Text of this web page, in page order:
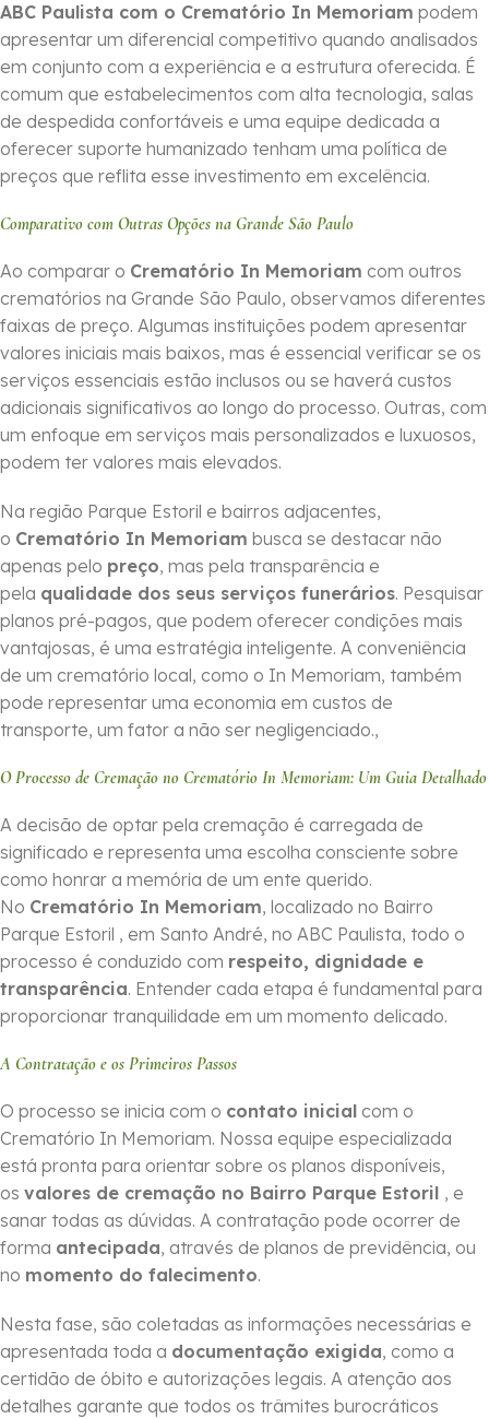
ABC Paulista com o Crematório In Memoriam podem
apresentar um diferencial competitivo quando analisados
em conjunto com a experiência e a estrutura oferecida. É
comum que estabelecimentos com alta tecnologia, salas
de despedida confortáveis e uma equipe dedicada a
oferecer suporte humanizado tenham uma política de
preços que reflita esse investimento em excelência.
Comparativo com Outras Opções na Grande São Paulo
Ao comparar o Crematório In Memoriam com outros
crematórios na Grande São Paulo, observamos diferentes
faixas de preço. Algumas instituições podem apresentar
valores iniciais mais baixos, mas é essencial verificar se os
serviços essenciais estão inclusos ou se haverá custos
adicionais significativos ao longo do processo. Outras, com
um enfoque em serviços mais personalizados e luxuosos,
podem ter valores mais elevados.
Na região Parque Estoril e bairros adjacentes,
o Crematório In Memoriam busca se destacar não
apenas pelo preço, mas pela transparência e
pela qualidade dos seus serviços funerários. Pesquisar
planos pré-pagos, que podem oferecer condições mais
vantajosas, é uma estratégia inteligente. A conveniência
de um crematório local, como o In Memoriam, também
pode representar uma economia em custos de
transporte, um fator a não ser negligenciado.,
O Processo de Cremação no Crematório In Memoriam: Um Guia Detalhado
A decisão de optar pela cremação é carregada de
significado e representa uma escolha consciente sobre
como honrar a memória de um ente querido.
No Crematório In Memoriam, localizado no Bairro
Parque Estoril , em Santo André, no ABC Paulista, todo o
processo é conduzido com respeito, dignidade e
transparência. Entender cada etapa é fundamental para
proporcionar tranquilidade em um momento delicado.
A Contratação e os Primeiros Passos
O processo se inicia com o contato inicial com o
Crematório In Memoriam. Nossa equipe especializada
está pronta para orientar sobre os planos disponíveis,
os valores de cremação no Bairro Parque Estoril , e
sanar todas as dúvidas. A contratação pode ocorrer de
forma ante­cipada, através de planos de previdência, ou
no momento do falecimento.
Nesta fase, são coletadas as informações necessárias e
apresentada toda a documentação exigida, como a
certidão de óbito e autorizações legais. A atenção aos
detalhes garante que todos os trâmites burocráticos